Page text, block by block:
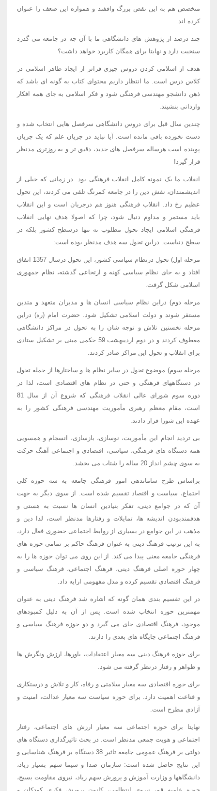
متخصص هم به این نقص بزرگ واقفند و همواره این ضعف را عنوان
کرده اند.
چند درصد از پژوهش های دانشگاهی ما با آن چه در جامعه می گذرد
سنخیت دارد و نهایتا برای همگان کاربرد خواهد داشت؟
هدف از اسلامی کردن دروس چیزی فراتر از ایجاد ظاهر اسلامی در
کلاس درس است. ما انتظار داریم محتوای کتاب به گونه ای باشد که
ذهن دانشجو مهندسی فرهنگی شود و فکر اسلامی به جای همه افکار
وارداتی بنشیند.
چندین سال قبل برای دروس دانشگاهی سرفصل هایی انتخاب شده و
دست نخورده باقی مانده است. آیا نباید در جریان علم که یک جریان
پوینده است هرساله سرفصل های جدید، دقیق تر و به روزتری مدنظر
قرار گیرد!
انقلاب ما یک نمونه کامل انقلاب فرهنگی بود. در زمانی که خیلی از
اندیشمندان، نقش دین را در جامعه کمرنگ تلقی می کردند، این تحول
عظیم رخ داد. انقلاب فرهنگی هنوز هم درجریان است و این انقلاب
باید مستمر و مداوم دنبال شود، چرا که اصولا هدف نهایی انقلاب
فرهنگی اسلامی ایجاد تحول مطلوب نه تنها درسطح کشور بلکه در
سطح دنیاست. دراین تحول سه هدف مدنظر بوده است:
مرحله اول) تحول درنظام سیاسی کشور، این تحول درسال 1357 اتفاق
افتاد و به جای نظام سیاسی کهنه و ارتجاعی گذشته، نظام جمهوری
اسلامی شکل گرفت.
مرحله دوم) دراین نظام سیاسی انسان ها و مدیران متعهد و متدین
مستقر شوند و دولت اسلامی تشکیل شود. حضرت امام (ره) دراین
مرحله نخستین تلاش و توجه شان را به تحول در مراکز دانشگاهی
معطوف کردند و در دوم اردیبهشت 59 حکمی مبنی بر تشکیل ستادی
برای انقلاب و تحول این مراکز صادر کردند.
مرحله سوم) موضوع تحول در سایر نظام ها و ساختارها از جمله تحول
در دستگاههای فرهنگی و حتی در نظام های اقتصادی است، لذا در
دوره سوم شورای عالی انقلاب فرهنگی که شروع آن از سال 81
است، مقام معظم رهبری مأموریت مهندسی فرهنگی کشور را به
عهده این شورا قرار دادند.
بی تردید انجام این مأموریت، نوسازی، بازسازی، انسجام و همسویی
همه دستگاه های فرهنگی، سیاسی، اقتصادی و اجتماعی آهنگ حرکت
به سوی چشم انداز 20 ساله را شتاب می بخشد.
براساس طرح ساماندهی امور فرهنگی جامعه به سه حوزه کلی
اجتماع، سیاست و اقتصاد تقسیم شده است. از سوی دیگر به جهت
آن که در جوامع دینی، تفکر بنیادین انسان ها نسبت به هستی و
هدفمندبودن اندیشه ها، تمایلات و رفتارها مدنظر است، لذا دین و
مذهب در این جوامع در بسیاری از روابط اجتماعی حضوری فعال دارد،
به این ترتیب فرهنگ دینی به عنوان فرهنگ حاکم بر تمامی حوزه های
فرهنگی جامعه معنی پیدا می کند. از این روی می توان حوزه ها را به
چهار حوزه اصلی فرهنگ دینی، فرهنگ اجتماعی، فرهنگ سیاسی و
فرهنگ اقتصادی تقسیم کرده و مدل مفهومی ارایه داد.
در این تقسیم بندی همان گونه که اشاره شد فرهنگ دینی به عنوان
مهمترین حوزه انتخاب شده است. پس از آن به دلیل کمبودهای
موجود، فرهنگ اقتصادی جای می گیرد و دو حوزه فرهنگ سیاسی و
فرهنگ اجتماعی جایگاه های بعدی را دارند.
برای حوزه فرهنگ دینی سه معیار اعتقادات، باورها، ارزش ونگرش ها
و ظواهر و رفتار درنظر گرفته می شود.
برای حوزه اقتصادی سه معیار سلامتی و رفاه، کار و تلاش و درستکاری
و قناعت اهمیت دارد. برای حوزه سیاست سه معیار عدالت، امنیت و
آزادی مطرح است.
نهایتا برای حوزه اجتماعی سه معیار ارزش های اجتماعی، رفتار
اجتماعی و هویت جمعی مدنظر است. در بحث تاثیرگذاری دستگاه های
دولتی بر فرهنگ عمومی جامعه تاثیر 38 دستگاه بر فرهنگ شناسایی و
این نتایج حاصل شده است: سازمان صدا و سیما سهم بسیار زیاد،
دانشگاهها و وزارت آموزش و پرورش سهم زیاد، نیروی مقاومت بسیج،